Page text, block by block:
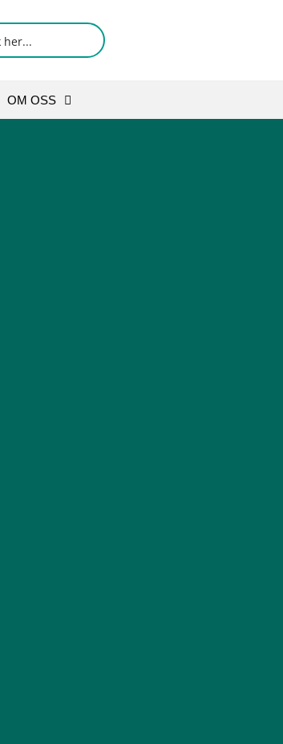
OM OSS